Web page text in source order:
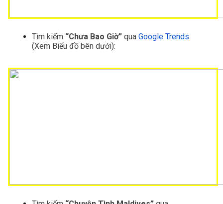
Tìm kiếm “Chưa Bao Giờ” qua Google Trends
(Xem Biểu đồ bên dưới):